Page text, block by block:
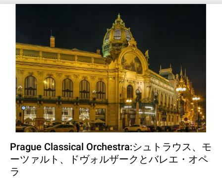
Prague Classical Orchestra:シュトラウス、モ
ーツァルト、ドヴォルザークとバレエ・オペ
ラ